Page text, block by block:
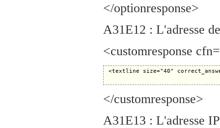
</optionresponse>
A31E12 : L'adresse
<customresponse
<textline size="40"
</customresponse>
A31E13 : L'adresse